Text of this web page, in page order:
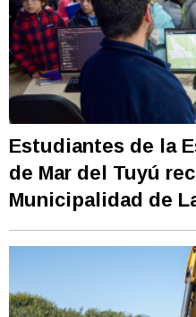
Estudiantes de la
de Mar del Tuyú
Municipalidad de